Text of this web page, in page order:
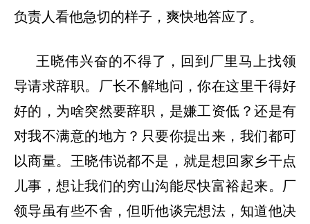
负责人看他急切的样子，爽快地答应了。
王晓伟兴奋的不得了，回到厂里马上找领
导请求辞职。厂长不解地问，你在这里干得好
好的，为啥突然要辞职，是嫌工资低？还是有
对我不满意的地方？只要你提出来，我们都可
以商量。王晓伟说都不是，就是想回家乡干点
儿事，想让我们的穷山沟能尽快富裕起来。厂
领导虽有些不舍，但听他谈完想法，知道他决